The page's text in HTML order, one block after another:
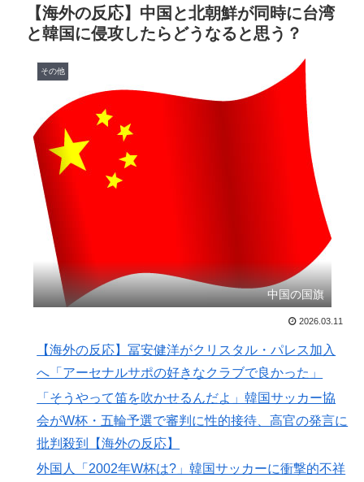
想？
▶
【激震】韓国人「韓国サッカー協会、W杯・五輪で複数
ﾙﾌﾞﾙ」＝韓国の反応
ライバルのリコに身体で賞金払わせる話やりてえ
▶
韓国人「韓国サッカー協会W杯予選で外国人審判に性接
待したことが発覚！」
▶
海外「もう日本を離れるなよ！」 助っ人外国人にも敬
海外「日本なんて行くんじゃなかった…」 日本を知っ
てしまったディズニー信者、帰国後『本家』に失望する
事態に
▶ ガソリンスタンドで助けを求めた女性が連れ去られる瞬
間！！
たくない」
兵器が再び増え始めた世界【海外の反応・解説】
韓国人「SKハイニックスが10%台の暴落！外国人投資
家と機関が売り越しを仕掛けコスピが4%を超える大幅
な下落‥」
【海外の反応】中国と北朝鮮が同時に台湾
と韓国に侵攻したらどうなると思う？
その他
中国の国旗
2026.03.11
【海外の反応】冨安健洋がクリスタル・パレス加入
へ「アーセナルサポの好きなクラブで良かった」
「そうやって笛を吹かせるんだよ」韓国サッカー協
会がW杯・五輪予選で審判に性的接待、高官の発言に
批判殺到【海外の反応】
外国人「2002年W杯は?」韓国サッカーに衝撃的不祥